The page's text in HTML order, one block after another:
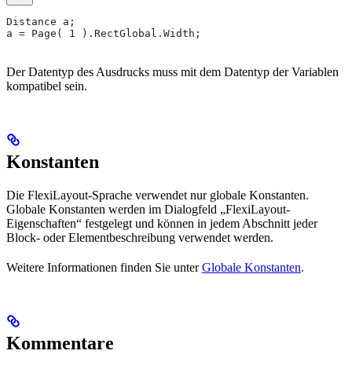
Distance a;
a = Page( 1 ).RectGlobal.Width;
Der Datentyp des Ausdrucks muss mit dem Datentyp der Variablen
kompatibel sein.
Konstanten
Die FlexiLayout-Sprache verwendet nur globale Konstanten.
Globale Konstanten werden im Dialogfeld „FlexiLayout-
Eigenschaften“ festgelegt und können in jedem Abschnitt jeder
Block- oder Elementbeschreibung verwendet werden.
Weitere Informationen finden Sie unterGlobale Konstanten.
Kommentare